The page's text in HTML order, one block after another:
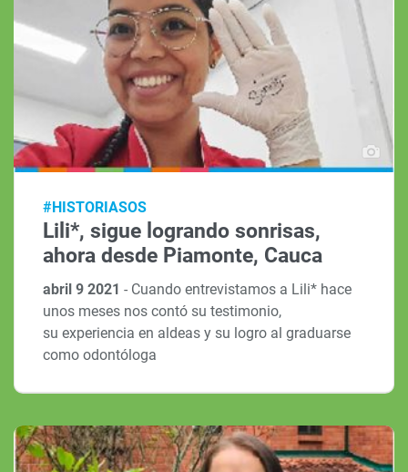
#HISTORIASOS
Lili*, sigue logrando sonrisas,
ahora desde Piamonte, Cauca
abril 9 2021- Cuando entrevistamos a Lili* hace
unos meses nos contó su testimonio,
su experiencia en aldeas y su logro al graduarse
como odontóloga